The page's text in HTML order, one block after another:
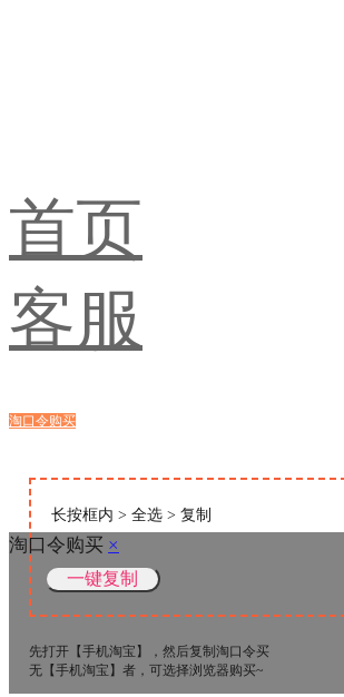
首页
客服
淘口令购买
浏览器购买
淘口令购买 ×
长按框内 > 全选 > 复制
先打开【手机淘宝】，然后复制淘口令买
无【手机淘宝】者，可选择浏览器购买~